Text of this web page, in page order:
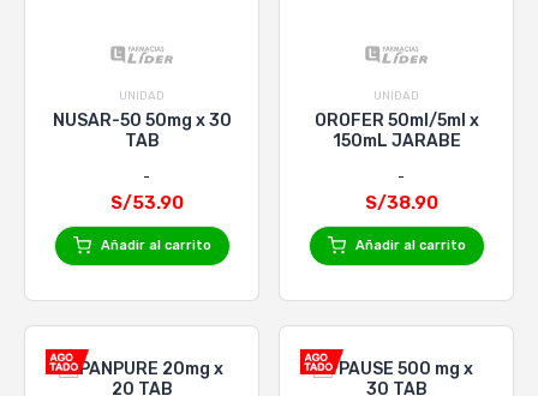
UNIDAD
NUSAR-50 50mg x 30
TAB
S/53.90
Añadir al carrito
UNIDAD
OROFER 50ml/5ml x
150mL JARABE
S/38.90
Añadir al carrito